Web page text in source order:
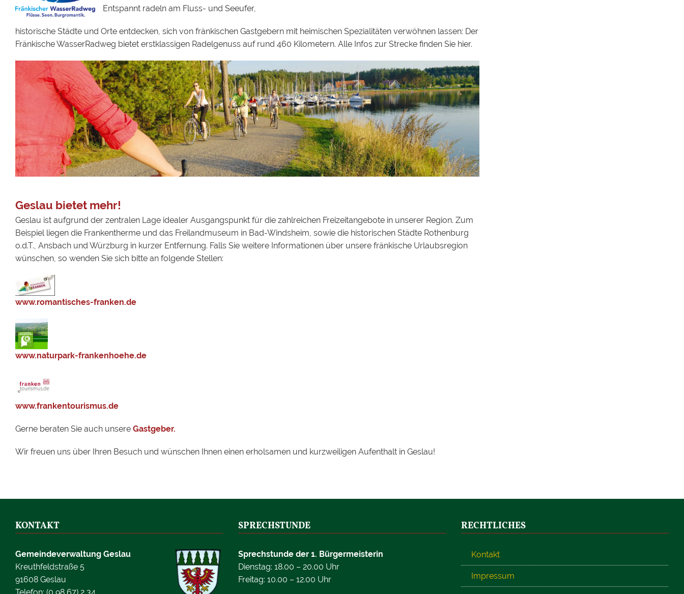
Entspannt radeln am Fluss- und Seeufer,
historische Städte und Orte entdecken, sich von fränkischen Gastgebern mit heimischen Spezialitäten verwöhnen lassen: Der
Fränkische WasserRadweg bietet erstklassigen Radelgenuss auf rund 460 Kilometern. Alle Infos zur Strecke finden Sie hier.
Geslau bietet mehr!
Geslau ist aufgrund der zentralen Lage idealer Ausgangspunkt für die zahlreichen Freizeitangebote in unserer Region. Zum
Beispiel liegen die Frankentherme und das Freilandmuseum in Bad-Windsheim, sowie die historischen Städte Rothenburg
o.d.T., Ansbach und Würzburg in kurzer Entfernung. Falls Sie weitere Informationen über unsere fränkische Urlaubsregion
wünschen, so wenden Sie sich bitte an folgende Stellen:
www.romantisches-franken.de
www.naturpark-frankenhoehe.de
www.frankentourismus.de
Gerne beraten Sie auch unsere Gastgeber.
Wir freuen uns über Ihren Besuch und wünschen Ihnen einen erholsamen und kurzweiligen Aufenthalt in Geslau!
KONTAKT
Gemeindeverwaltung Geslau
Kreuthfeldstraße 5
91608 Geslau
Telefon: (0 98 67) 2 34
SPRECHSTUNDE
Sprechstunde der 1. Bürgermeisterin
Dienstag: 18.00 – 20.00 Uhr
Freitag: 10.00 – 12.00 Uhr
RECHTLICHES
Kontakt
Impressum